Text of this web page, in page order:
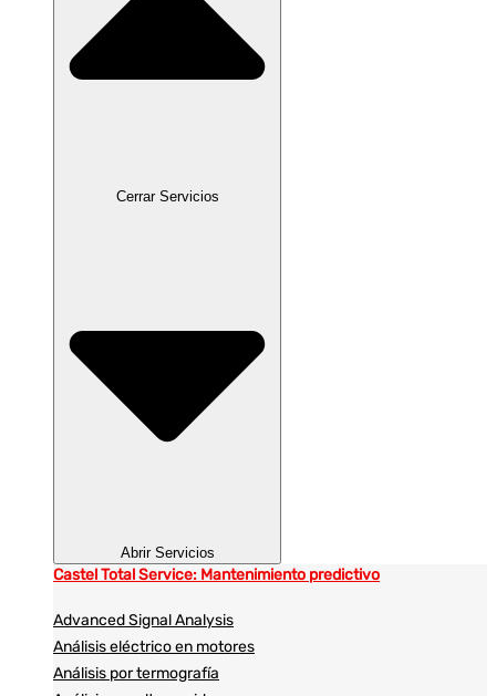
Cerrar Servicios
Abrir Servicios
Castel Total Service: Mantenimiento predictivo
Advanced Signal Analysis
Análisis eléctrico en motores
Análisis por termografía